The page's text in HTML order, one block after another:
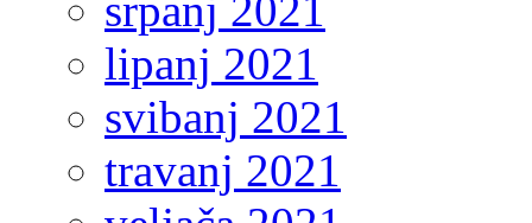
srpanj 2021
lipanj 2021
svibanj 2021
travanj 2021